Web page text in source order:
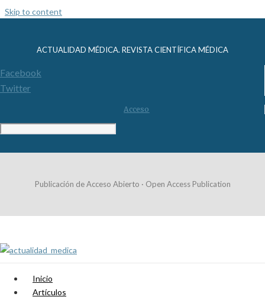
Skip to content
ACTUALIDAD MÉDICA. REVISTA CIENTÍFICA MÉDICA
Facebook
Twitter
Acceso
Publicación de Acceso Abierto · Open Access Publication
Inicio
Artículos